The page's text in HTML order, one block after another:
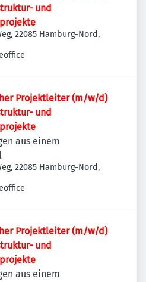
und
22085 Hamburg-Nord,
Projektleiter (m/w/d)
und
aus einem
22085 Hamburg-Nord,
Projektleiter (m/w/d)
und
aus einem